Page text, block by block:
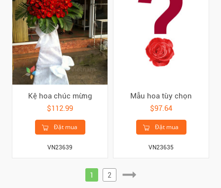
Kệ hoa chúc mừng
$112.99
Đặt mua
VN23639
Mẫu hoa tùy chọn
$97.64
Đặt mua
VN23635
1 2